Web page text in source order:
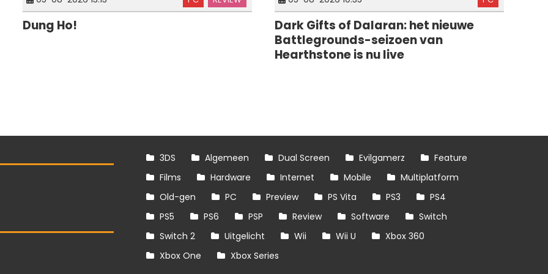
Dung Ho!
Dark Gifts of Dalaran: het nieuwe
Battlegrounds-seizoen van
Hearthstone is nu live
3DS Algemeen Dual Screen Evilgamerz
Feature
Films
Hardware Internet Mobile
Multiplatform
Old-gen
PC Preview PS Vita PS3
PS4
PS5
PS6 PSP Review Software
Switch
Switch 2
Uitgelicht Wii Wii U
Xbox 360
Xbox One
Xbox Series